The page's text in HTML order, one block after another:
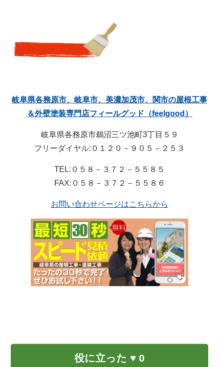
岐阜県各務原市、岐阜市、美濃加茂市、関市の屋根工事
＆外壁塗装専門店フィールグッド（feelgood）
岐阜県各務原市鵜沼三ツ池町3丁目５９
フリーダイヤル:０１２０－９０５－２５３
TEL:０５８－３７２－５５８５
FAX:０５８－３７２－５５８６
お問い合わせページはこちらから
役に立った ♥ 0